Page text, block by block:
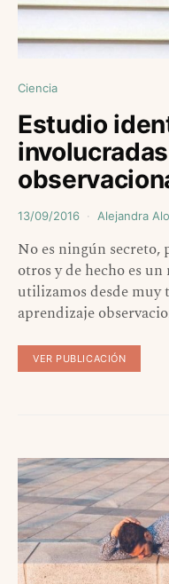
Ciencia
Estudio
13/09/2016 Alejandra
No es ningún secreto,
otros y de hecho es
utilizamos desde muy
aprendizaje
VER PUBLICACIÓN